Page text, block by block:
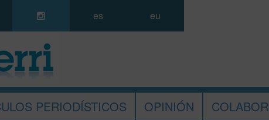
es eu
PERIODÍSTICOS OPINIÓN